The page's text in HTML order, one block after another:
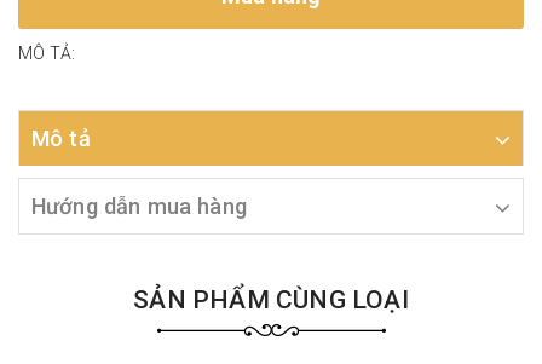
MÔ TẢ:
Mô tả
Hướng dẫn mua hàng
SẢN PHẨM CÙNG LOẠI